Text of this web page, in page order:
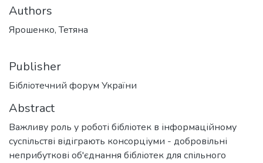
Authors
Ярошенко, Тетяна
Publisher
Бібліотечний форум України
Abstract
Важливу роль у роботі бібліотек в інформаційному
суспільстві відіграють консорціуми - добровільні
неприбуткові об'єднання бібліотек для спільного